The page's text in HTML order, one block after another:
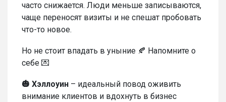
часто снижается. Люди меньше записываются,
чаще переносят визиты и не спешат пробовать
что-то новое.
Но не стоит впадать в уныние 🍂 Напомните о
себе 💌
🎃 Хэллоуин – идеальный повод оживить
внимание клиентов и вдохнуть в бизнес